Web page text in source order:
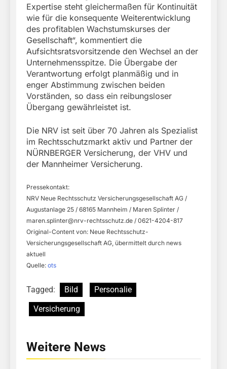
Expertise steht gleichermaßen für Kontinuität
wie für die konsequente Weiterentwicklung
des profitablen Wachstumskurses der
Gesellschaft“, kommentiert die
Aufsichtsratsvorsitzende den Wechsel an der
Unternehmensspitze. Die Übergabe der
Verantwortung erfolgt planmäßig und in
enger Abstimmung zwischen beiden
Vorständen, so dass ein reibungsloser
Übergang gewährleistet ist.
Die NRV ist seit über 70 Jahren als Spezialist
im Rechtsschutzmarkt aktiv und Partner der
NÜRNBERGER Versicherung, der VHV und
der Mannheimer Versicherung.
Pressekontakt:
NRV Neue Rechtsschutz Versicherungsgesellschaft AG /
Augustanlage 25 / 68165 Mannheim / Maren Splinter /
maren.splinter@nrv-rechtsschutz.de / 0621-4204-817
Original-Content von: Neue Rechtsschutz-
Versicherungsgesellschaft AG, übermittelt durch news
aktuell
Quelle: ots
Tagged: Bild
Personalie
Versicherung
Weitere News